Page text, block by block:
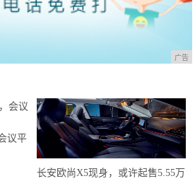
广告
议平
长安欧尚X5现身，或许起售5.55万